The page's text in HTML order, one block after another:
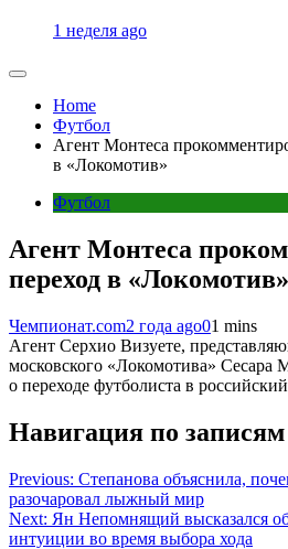
1 неделя ago
Home
Футбол
Агент Монтеса
в «Локомотив»
Футбол
Агент Монтеса
переход в «Локомотив»
Чемпионат.com2 года ago01 mins
Агент Серхио Визуете,
московского «Локомотива» Сесара
о переходе футболиста в
Навигация по записям
Previous: Степанова объяснила,
разочаровал лыжный мир
Next: Ян Непомнящий высказался
интуиции во время выбора хода